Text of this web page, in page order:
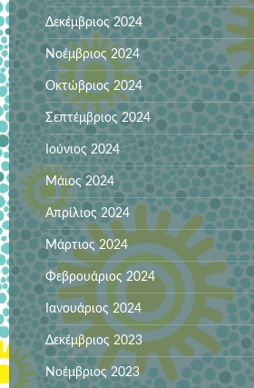
Δεκέμβριος 2024
Νοέμβριος 2024
Οκτώβριος 2024
Σεπτέμβριος 2024
Ιούνιος 2024
Μάιος 2024
Απρίλιος 2024
Μάρτιος 2024
Φεβρουάριος 2024
Ιανουάριος 2024
Δεκέμβριος 2023
Νοέμβριος 2023